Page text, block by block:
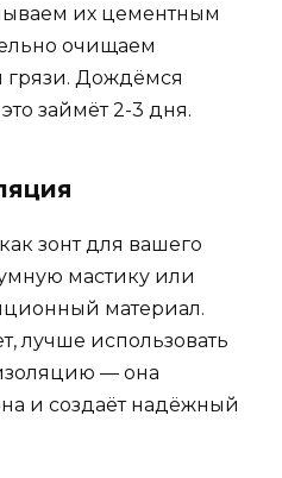
их цементным
очищаем
грязи. Дождёмся
займёт 2-3 дня.
зонт для вашего
мастику или
материал.
лучше использовать
— она
и создаёт надёжный